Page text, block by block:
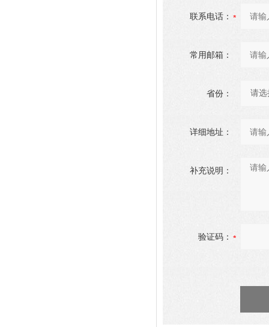
联系电话：
常用邮箱：
省份：
详细地址：
补充说明：
验证码：